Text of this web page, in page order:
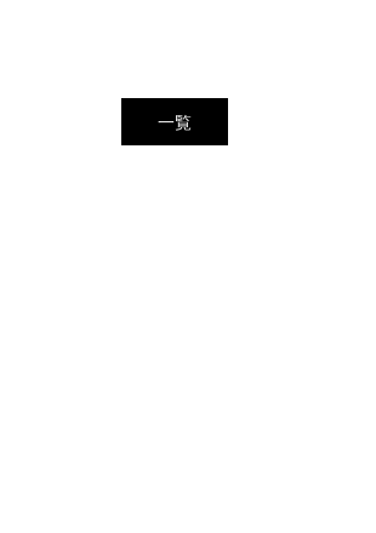
一覧